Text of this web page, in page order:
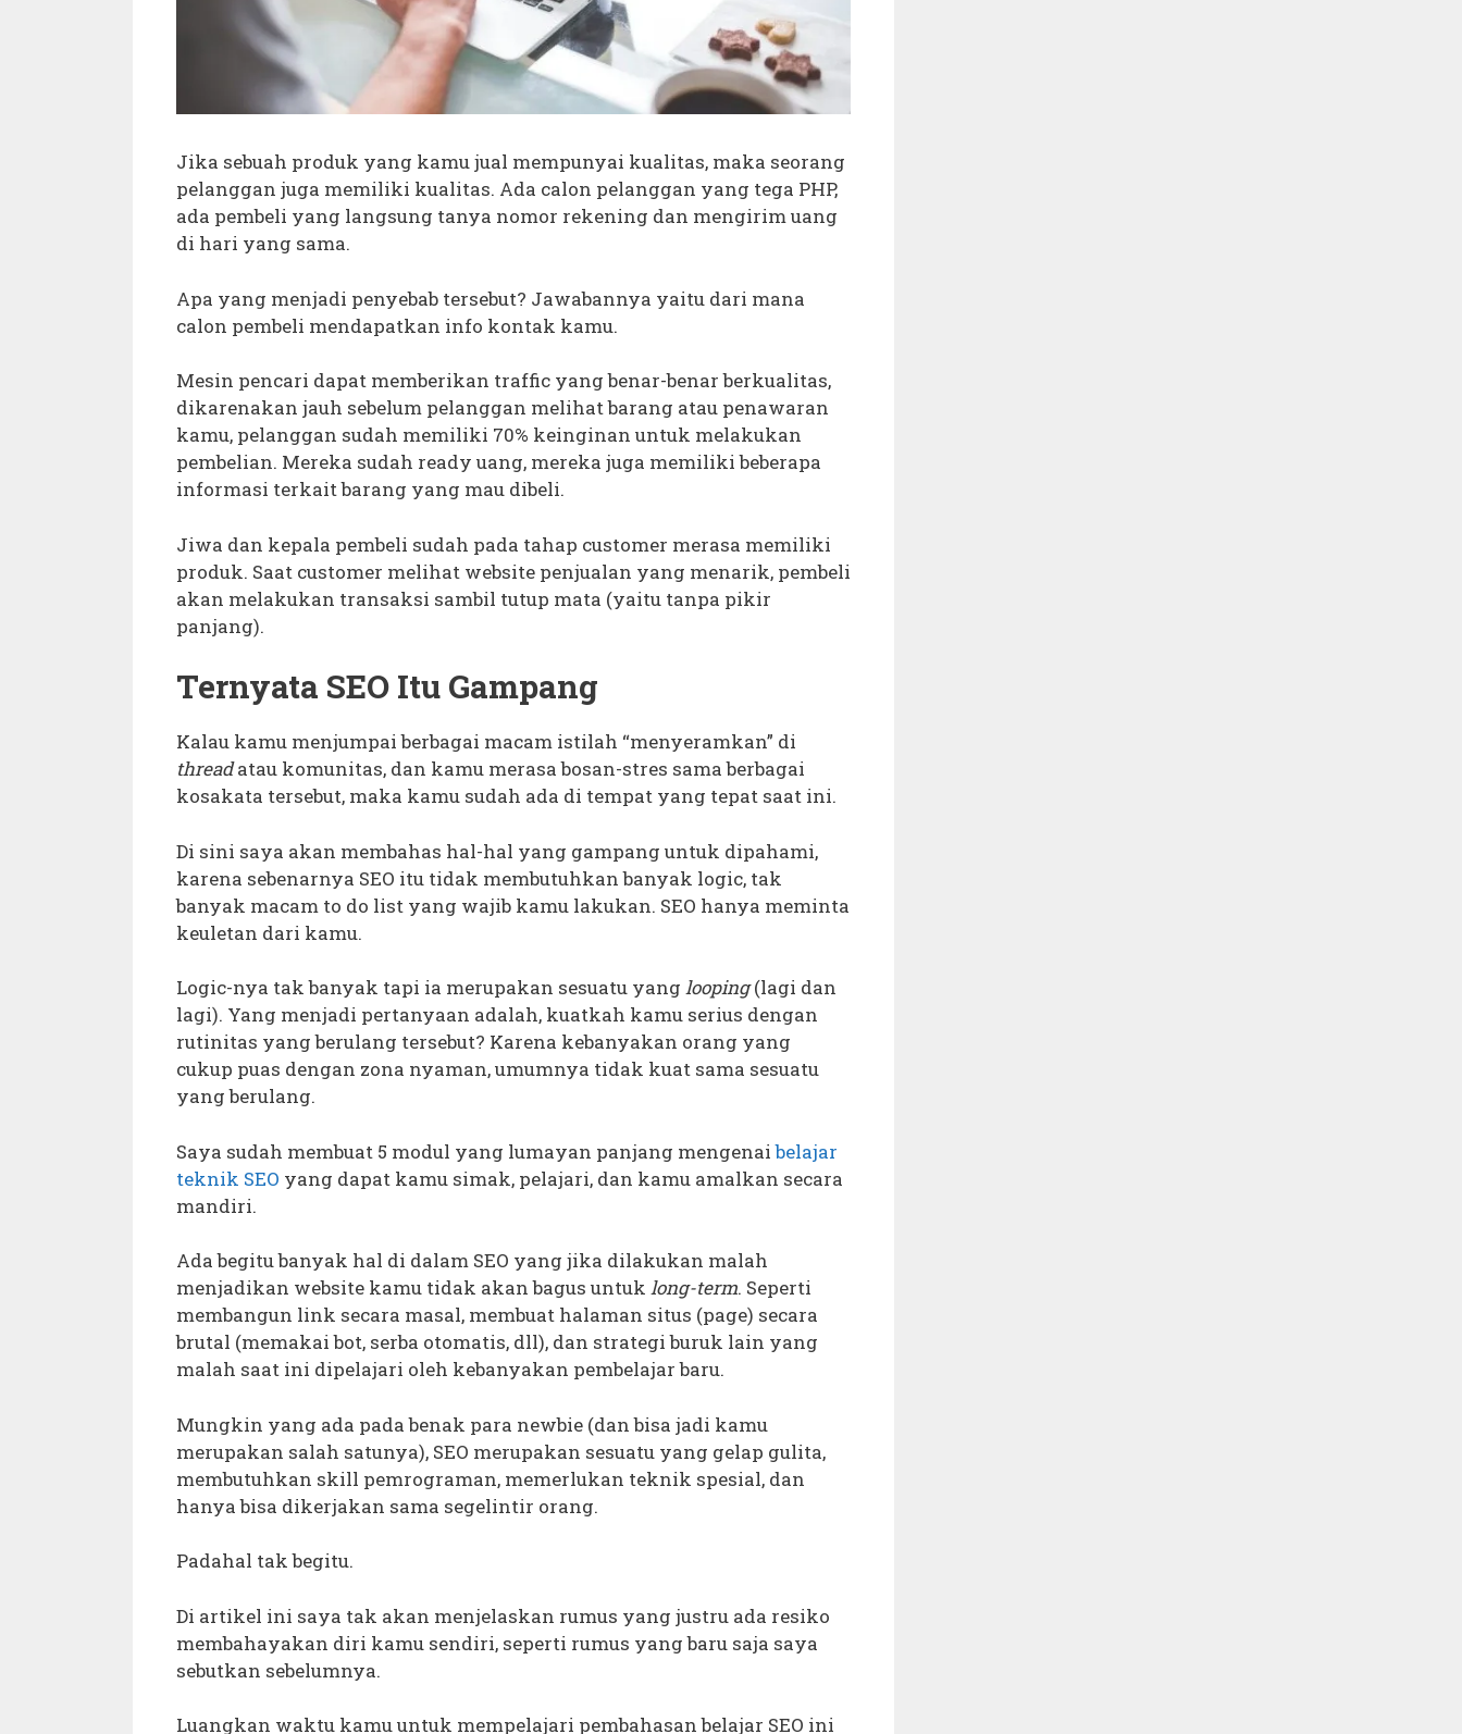
Jika sebuah produk yang kamu jual mempunyai kualitas, maka seorang
pelanggan juga memiliki kualitas. Ada calon pelanggan yang tega PHP,
ada pembeli yang langsung tanya nomor rekening dan mengirim uang
di hari yang sama.
Apa yang menjadi penyebab tersebut? Jawabannya yaitu dari mana
calon pembeli mendapatkan info kontak kamu.
Mesin pencari dapat memberikan traffic yang benar-benar berkualitas,
dikarenakan jauh sebelum pelanggan melihat barang atau penawaran
kamu, pelanggan sudah memiliki 70% keinginan untuk melakukan
pembelian. Mereka sudah ready uang, mereka juga memiliki beberapa
informasi terkait barang yang mau dibeli.
Jiwa dan kepala pembeli sudah pada tahap customer merasa memiliki
produk. Saat customer melihat website penjualan yang menarik, pembeli
akan melakukan transaksi sambil tutup mata (yaitu tanpa pikir
panjang).
Ternyata SEO Itu Gampang
Kalau kamu menjumpai berbagai macam istilah “menyeramkan” di
threadatau komunitas, dan kamu merasa bosan-stres sama berbagai
kosakata tersebut, maka kamu sudah ada di tempat yang tepat saat ini.
Di sini saya akan membahas hal-hal yang gampang untuk dipahami,
karena sebenarnya SEO itu tidak membutuhkan banyak logic, tak
banyak macam to do list yang wajib kamu lakukan. SEO hanya meminta
keuletan dari kamu.
Logic-nya tak banyak tapi ia merupakan sesuatu yang looping(lagi dan
lagi). Yang menjadi pertanyaan adalah, kuatkah kamu serius dengan
rutinitas yang berulang tersebut? Karena kebanyakan orang yang
cukup puas dengan zona nyaman, umumnya tidak kuat sama sesuatu
yang berulang.
Saya sudah membuat 5 modul yang lumayan panjang mengenaibelajar
teknik SEO yang dapat kamu simak, pelajari, dan kamu amalkan secara
mandiri.
Ada begitu banyak hal di dalam SEO yang jika dilakukan malah
menjadikan website kamu tidak akan bagus untuk long-term. Seperti
membangun link secara masal, membuat halaman situs (page) secara
brutal (memakai bot, serba otomatis, dll), dan strategi buruk lain yang
malah saat ini dipelajari oleh kebanyakan pembelajar baru.
Mungkin yang ada pada benak para newbie (dan bisa jadi kamu
merupakan salah satunya), SEO merupakan sesuatu yang gelap gulita,
membutuhkan skill pemrograman, memerlukan teknik spesial, dan
hanya bisa dikerjakan sama segelintir orang.
Padahal tak begitu.
Di artikel ini saya tak akan menjelaskan rumus yang justru ada resiko
membahayakan diri kamu sendiri, seperti rumus yang baru saja saya
sebutkan sebelumnya.
Luangkan waktu kamu untuk mempelajari pembahasan belajar SEO ini